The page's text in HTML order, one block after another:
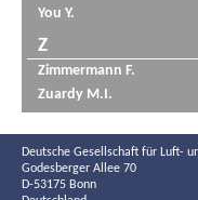
You Y.
Z
Zimmermann F.
Zuardy M.I.
Deutsche Gesellschaft für Luft-
Godesberger Allee 70
D-53175 Bonn